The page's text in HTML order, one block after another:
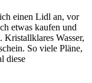
ich einen Lidl an, vor
etwas kaufen und
Kristallklares Wasser,
So viele Pläne,
diese